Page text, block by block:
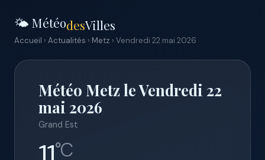
🌤️ MétéodesVilles
Accueil › Actualités › Metz › Vendredi 22 mai 2026
Météo Metz le Vendredi 22
mai 2026
Grand Est
°C